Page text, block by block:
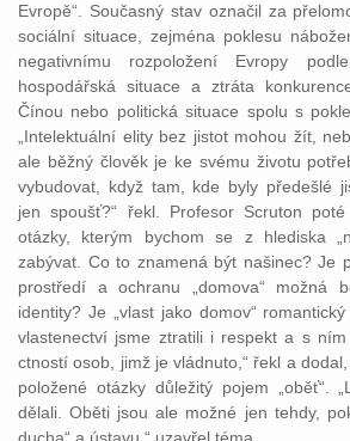
Evropě“. Současný stav označil za
sociální situace, zejména poklesu
negativnímu rozpoložení Evropy
hospodářská situace a ztráta
Čínou nebo politická situace spolu s
„Intelektuální elity bez jistot mohou žít,
ale běžný člověk je ke svému životu
vybudovat, když tam, kde byly předešlé
jen spoušť?“ řekl. Profesor Scruton
otázky, kterým bychom se z hlediska
zabývat. Co to znamená být našinec? Je
prostředí a ochranu „domova“ možná
identity? Je „vlast jako domov“
vlastenectví jsme ztratili i respekt a s
ctností osob, jimž je vládnuto,“ řekl a
položené otázky důležitý pojem „oběť“.
dělali. Oběti jsou ale možné jen tehdy,